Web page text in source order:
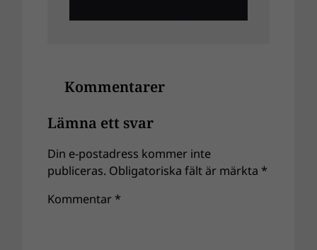
Kommentarer
Lämna ett svar
Din e-postadress kommer inte
publiceras. Obligatoriska fält är märkta *
Kommentar *